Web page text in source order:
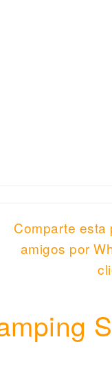
Comparte esta
amigos por